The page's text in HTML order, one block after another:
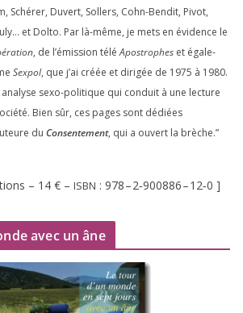
Schérer, Duvert, Sollers, Cohn-Bendit, Pivot,
et Dolto. Par là-même, je mets en évi­dence le
, de l’émission téléApostrophes et éga­le­
Sexpol, que j’ai créée et diri­gée de 1975 à 1980.
ana­lyse sexo-poli­tique qui conduit à une lec­ture
Bien sûr, ces pages sont dédiées
du Consentement, qui a ouvert la brèche.”
– 14 € – ISBN : 978–2‑900886–12‑0 ]
avec un âne